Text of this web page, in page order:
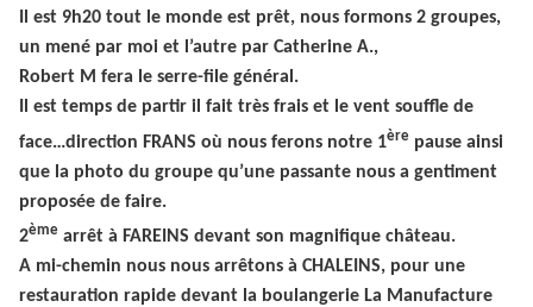
Il est 9h20 tout le monde est prêt, nous formons 2 groupes,
un mené par moi et l’autre par Catherine A.,
Robert M fera le serre-file général.
Il est temps de partir il fait très frais et le vent souffle de
face…direction FRANS où nous ferons notre 1ère pause ainsi
que la photo du groupe qu’une passante nous a gentiment
proposée de faire.
2ème arrêt à FAREINS devant son magnifique château.
A mi-chemin nous nous arrêtons à CHALEINS, pour une
restauration rapide devant la boulangerie La Manufacture